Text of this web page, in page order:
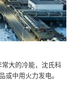
大的冷能，沈氏科
或中用火力发电。